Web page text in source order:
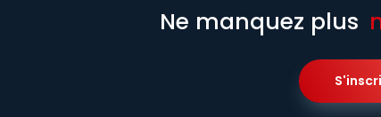
Ne manquez plus